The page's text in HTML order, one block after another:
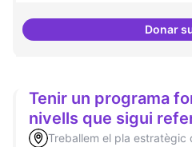
Donar
Tenir un programa
nivells que sigui
Treballem el pla estratègic